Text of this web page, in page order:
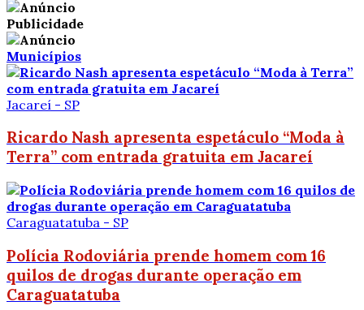
Publicidade
Municípios
Jacareí - SP
Ricardo Nash apresenta espetáculo “Moda à
Terra” com entrada gratuita em Jacareí
Caraguatatuba - SP
Polícia Rodoviária prende homem com 16
quilos de drogas durante operação em
Caraguatatuba